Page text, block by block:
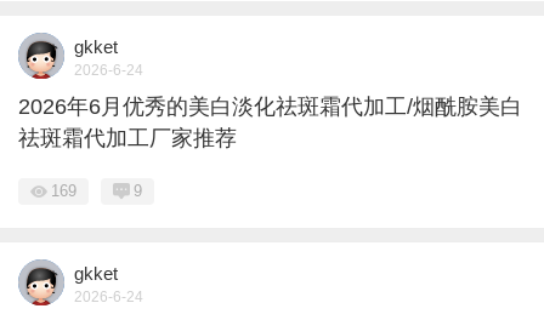
gkket
2026-6-24
2026年6月优秀的美白淡化祛斑霜代加工/烟酰胺美白
祛斑霜代加工厂家推荐
169 9
gkket
2026-6-24